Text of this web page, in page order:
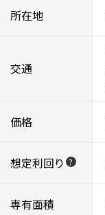
所在地
交通
価格
想定利回り ?
専有面積